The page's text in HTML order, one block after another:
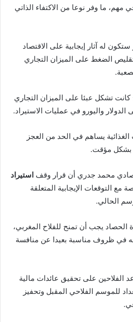
مهم، ما وفر نوعا من الاكتفاء الذاتي
له آثار إيجابية على الاقتصاد
الضغط على الميزان التجاري
تشكل عبئا على الميزان التجاري
واليورو في عمليات الاستيراد.
يساهم في الحد من العجز
بشكل مؤقت.
محمد جدري أن قرار وقف استيراد
مع التوقعات الإيجابية المتعلقة
الحالي.
الحصاد يجب أن تمنح للفلاح المغربي،
في ظروف مناسبة بعيدا عن منافسة
الفلاحين على تحقيق عائدات مالية
للموسم الفلاحي المقبل وتحفيز